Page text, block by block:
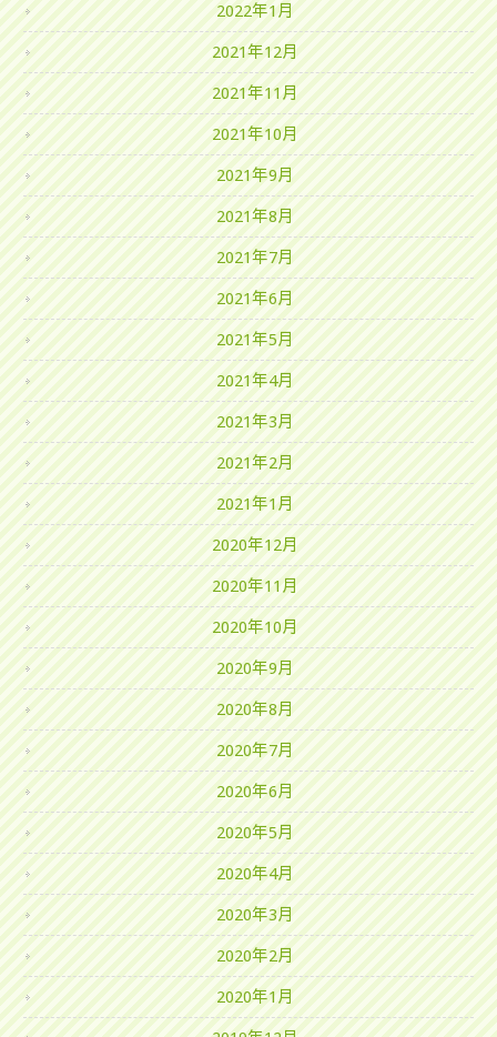
2022年1月
2021年12月
2021年11月
2021年10月
2021年9月
2021年8月
2021年7月
2021年6月
2021年5月
2021年4月
2021年3月
2021年2月
2021年1月
2020年12月
2020年11月
2020年10月
2020年9月
2020年8月
2020年7月
2020年6月
2020年5月
2020年4月
2020年3月
2020年2月
2020年1月